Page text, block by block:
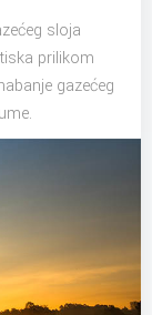
sloja
prilikom
gazećeg